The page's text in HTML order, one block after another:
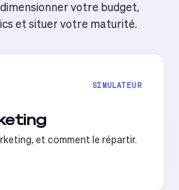
votre budget,
et situer votre maturité.
SIMULATEUR
et comment le répartir.